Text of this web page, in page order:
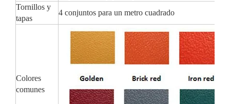
Tornillos y
tapas
4 conjuntos para un metro cuadrado
Colores
comunes